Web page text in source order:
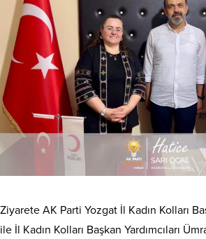
Ziyarete AK Parti Yozgat İl Kadın Kolları
ile İl Kadın Kolları Başkan Yardımcıları